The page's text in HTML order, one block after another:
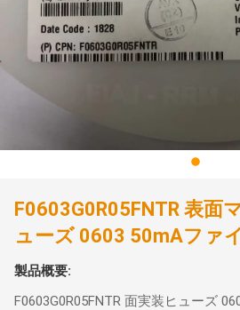
F0603G0R05FNTR 表面
ューズ 0603 50mAファ
製品概要:
F0603G0R05FNTR 面実装ヒューズ